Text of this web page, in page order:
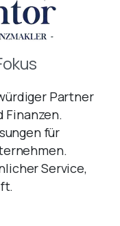
Partner
Finanzen.
für
Service,